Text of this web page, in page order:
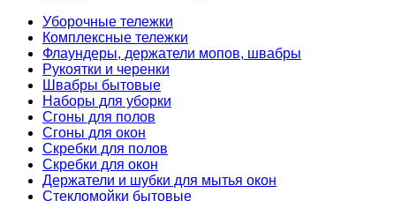
Уборочные тележки
Комплексные тележки
Флаундеры, держатели мопов, швабры
Рукоятки и черенки
Швабры бытовые
Наборы для уборки
Сгоны для полов
Сгоны для окон
Скребки для полов
Скребки для окон
Держатели и шубки для мытья окон
Стекломойки бытовые